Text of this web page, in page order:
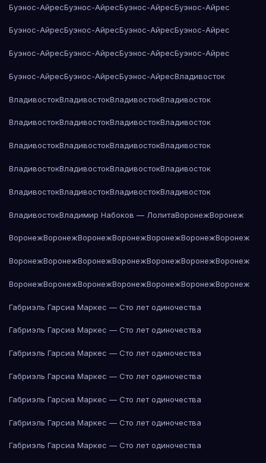
Буэнос-АйресБуэнос-АйресБуэнос-АйресБуэнос-Айрес
Буэнос-АйресБуэнос-АйресБуэнос-АйресБуэнос-Айрес
Буэнос-АйресБуэнос-АйресБуэнос-АйресБуэнос-Айрес
Буэнос-АйресБуэнос-АйресБуэнос-АйресВладивосток
ВладивостокВладивостокВладивостокВладивосток
ВладивостокВладивостокВладивостокВладивосток
ВладивостокВладивостокВладивостокВладивосток
ВладивостокВладивостокВладивостокВладивосток
ВладивостокВладивостокВладивостокВладивосток
ВладивостокВладимир Набоков — ЛолитаВоронежВоронеж
ВоронежВоронежВоронежВоронежВоронежВоронежВоронеж
ВоронежВоронежВоронежВоронежВоронежВоронежВоронеж
ВоронежВоронежВоронежВоронежВоронежВоронежВоронеж
Габриэль Гарсиа Маркес — Сто лет одиночества
Габриэль Гарсиа Маркес — Сто лет одиночества
Габриэль Гарсиа Маркес — Сто лет одиночества
Габриэль Гарсиа Маркес — Сто лет одиночества
Габриэль Гарсиа Маркес — Сто лет одиночества
Габриэль Гарсиа Маркес — Сто лет одиночества
Габриэль Гарсиа Маркес — Сто лет одиночества